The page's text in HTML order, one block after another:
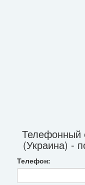
Телефонный
(Украина) -
Телефон: